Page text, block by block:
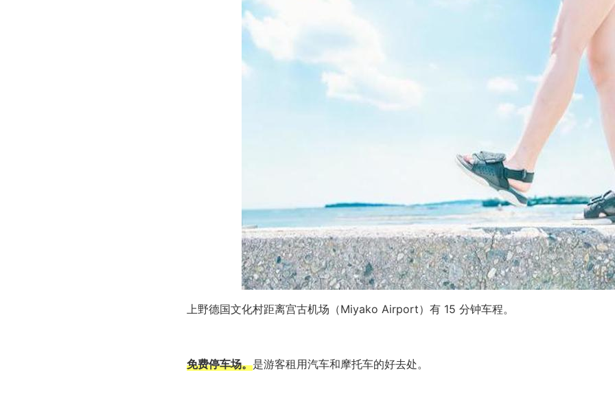
上野德国文化村距离宫古机场（Miyako Airport）有 15 分钟车程。
免费停车场。是游客租用汽车和摩托车的好去处。